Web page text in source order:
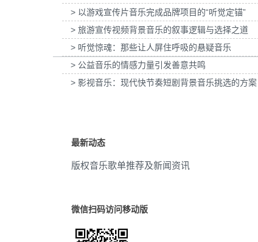
剧情 (1)
动感 (1)
电子 (1)
美食
放克的
> 以游戏宣传片音乐完成品牌项目的“听觉定锚”
> 旅游宣传视频背景音乐的叙事逻辑与选择之道
> 听觉惊魂：那些让人屏住呼吸的悬疑音乐
> 公益音乐的情感力量引发善意共鸣
> 影视音乐：现代快节奏短剧背景音乐挑选的方案
最新动态
版权音乐歌单推荐及新闻资讯
微信扫码访问移动版